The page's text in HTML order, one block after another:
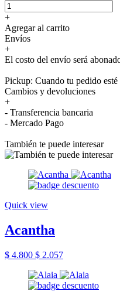
+
Agregar al carrito
Envíos
+
El costo del envío será
Pickup: Cuando tu pedido
Cambios y devoluciones
+
- Transferencia bancaria
- Mercado Pago
También te puede interesar
Quick view
Acantha
$ 4.800 $ 2.057